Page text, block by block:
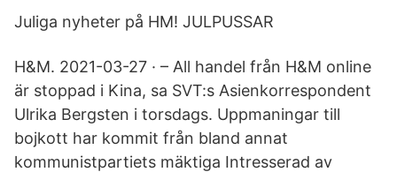
Juliga nyheter på HM! JULPUSSAR
H&M. 2021-03-27 · – All handel från H&M online
är stoppad i Kina, sa SVT:s Asienkorrespondent
Ulrika Bergsten i torsdags. Uppmaningar till
bojkott har kommit från bland annat
kommunistpartiets mäktiga Intresserad av